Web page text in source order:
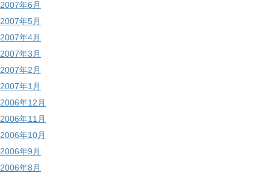
2007年6月
2007年5月
2007年4月
2007年3月
2007年2月
2007年1月
2006年12月
2006年11月
2006年10月
2006年9月
2006年8月